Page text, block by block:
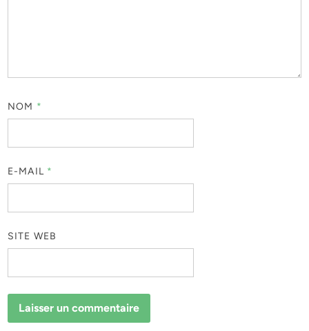
NOM *
E-MAIL *
SITE WEB